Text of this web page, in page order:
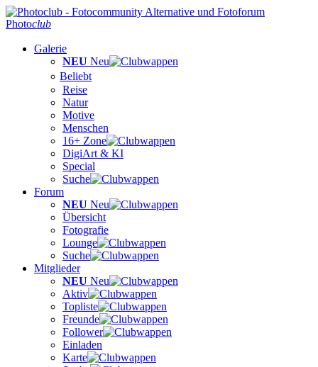
Photoclub
Galerie
NEU Neu
Beliebt
Reise
Natur
Motive
Menschen
16+ Zone
DigiArt & KI
Special
Suche
Forum
NEU Neu
Übersicht
Fotografie
Lounge
Suche
Mitglieder
NEU Neu
Aktiv
Topliste
Freunde
Follower
Einladen
Karte